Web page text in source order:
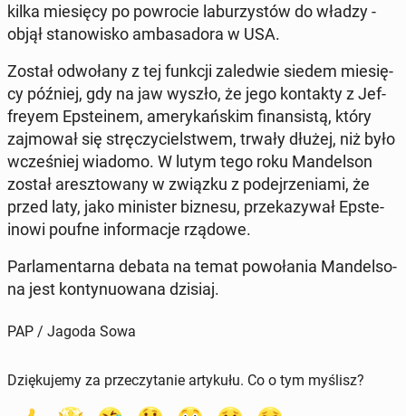
kilka mie­się­cy po po­wro­cie la­bu­rzy­stów do władzy -
objął sta­no­wi­sko am­ba­sa­do­ra w USA.
Został od­wo­ła­ny z tej funkcji za­le­d­wie siedem mie­się­
cy później, gdy na jaw wyszło, że jego kon­tak­ty z Jef­
frey­em Ep­ste­inem, ame­ry­kań­skim fi­nan­si­stą, który
zaj­mo­wał się strę­czy­ciel­stwem, trwały dłużej, niż było
wcze­śniej wiadomo. W lutym tego roku Man­del­son
został aresz­to­wa­ny w związku z po­dej­rze­nia­mi, że
przed laty, jako mi­ni­ster biznesu, prze­ka­zy­wał Ep­ste­
ino­wi poufne in­for­ma­cje rządowe.
Par­la­men­tar­na debata na temat po­wo­ła­nia Man­del­so­
na jest kon­ty­nu­owa­na dzisiaj.
PAP / Jagoda Sowa
Dziękujemy za przeczytanie artykułu. Co o tym myślisz?